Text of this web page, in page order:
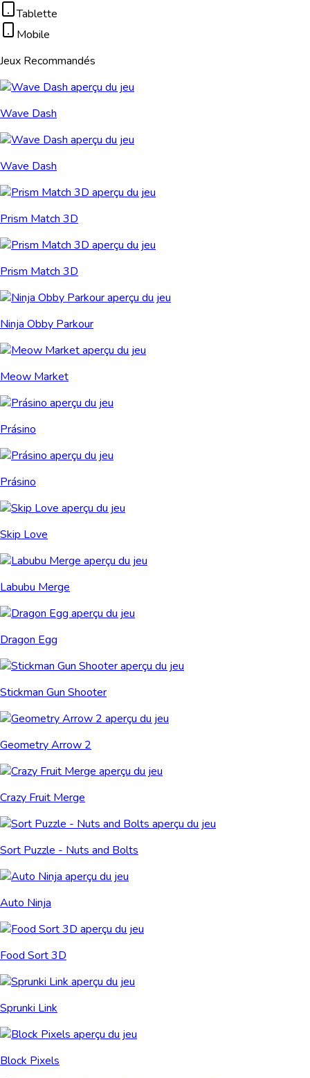
Tablette
Mobile
Jeux Recommandés
Wave Dash
Wave Dash
Prism Match 3D
Prism Match 3D
Ninja Obby Parkour
Meow Market
Prásino
Prásino
Skip Love
Labubu Merge
Dragon Egg
Stickman Gun Shooter
Geometry Arrow 2
Crazy Fruit Merge
Sort Puzzle - Nuts and Bolts
Auto Ninja
Food Sort 3D
Sprunki Link
Block Pixels